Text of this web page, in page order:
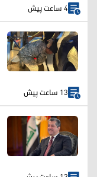
4 ساعت پیش
13 ساعت پیش